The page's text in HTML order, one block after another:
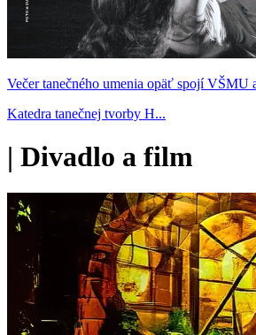
Večer tanečného umenia opäť spojí VŠMU
Katedra tanečnej tvorby H...
| Divadlo a film